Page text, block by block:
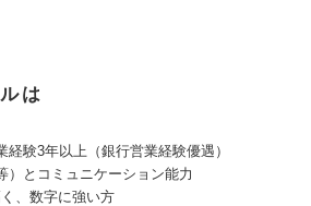
は
験3年以上（銀行営業経験優遇）
）とコミュニケーション能力
、数字に強い方